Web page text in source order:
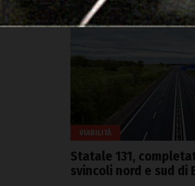
VIABILITÀ
Statale 131,
svincoli nord e sud di